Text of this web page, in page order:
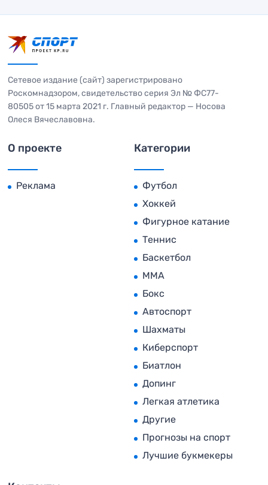
Сетевое издание (сайт) зарегистрировано
Роскомнадзором, свидетельство серия Эл № ФС77-
80505 от 15 марта 2021 г. Главный редактор — Носова
Олеся Вячеславовна.
О проекте
Реклама
Категории
Футбол
Хоккей
Фигурное катание
Теннис
Баскетбол
MMA
Бокс
Автоспорт
Шахматы
Киберспорт
Биатлон
Допинг
Легкая атлетика
Другие
Прогнозы на спорт
Лучшие букмекеры